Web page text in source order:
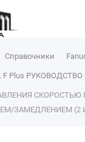
Справочники
F Plus
СКОРОСТЬЮ
ЗАМЕДЛЕНИЕМ (2